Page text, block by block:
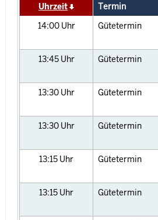
Uhrzeit Termin
14:00 Uhr Gütetermin
13:45 Uhr Gütetermin
13:30 Uhr Gütetermin
13:30 Uhr Gütetermin
13:15 Uhr Gütetermin
13:15 Uhr Gütetermin